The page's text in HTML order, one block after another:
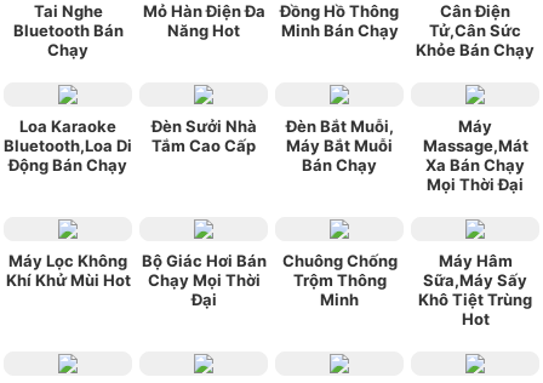
Tai Nghe
Bluetooth Bán
Chạy
Mỏ Hàn Điện Đa
Năng Hot
Đồng Hồ Thông
Minh Bán Chạy
Cân Điện
Tử,Cân Sức
Khỏe Bán Chạy
Loa Karaoke
Bluetooth,Loa Di
Động Bán Chạy
Đèn Sưởi Nhà
Tắm Cao Cấp
Đèn Bắt Muỗi,
Máy Bắt Muỗi
Bán Chạy
Máy
Massage,Mát
Xa Bán Chạy
Mọi Thời Đại
Máy Lọc Không
Khí Khử Mùi Hot
Bộ Giác Hơi Bán
Chạy Mọi Thời
Đại
Chuông Chống
Trộm Thông
Minh
Máy Hâm
Sữa,Máy Sấy
Khô Tiệt Trùng
Hot